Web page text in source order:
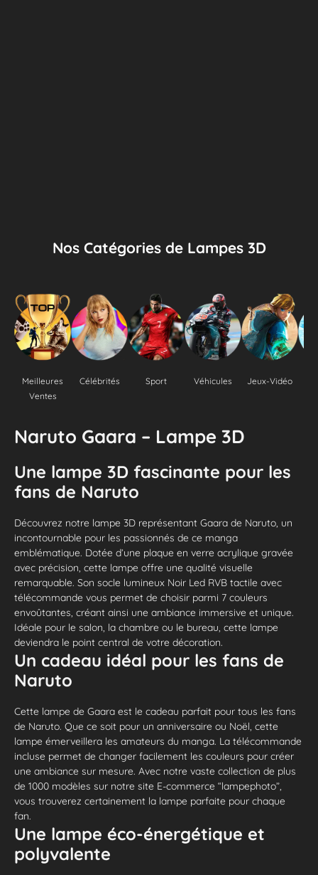
Nos Catégories de Lampes 3D
Meilleures
Ventes
Célébrités Sport Véhicules Jeux-Vidéo
Naruto Gaara – Lampe 3D
Une lampe 3D fascinante pour les
fans de Naruto
Découvrez notre lampe 3D représentant Gaara de Naruto, un
incontournable pour les passionnés de ce manga
emblématique. Dotée d’une plaque en verre acrylique gravée
avec précision, cette lampe offre une qualité visuelle
remarquable. Son socle lumineux Noir Led RVB tactile avec
télécommande vous permet de choisir parmi 7 couleurs
envoûtantes, créant ainsi une ambiance immersive et unique.
Idéale pour le salon, la chambre ou le bureau, cette lampe
deviendra le point central de votre décoration.
Un cadeau idéal pour les fans de
Naruto
Cette lampe de Gaara est le cadeau parfait pour tous les fans
de Naruto. Que ce soit pour un anniversaire ou Noël, cette
lampe émerveillera les amateurs du manga. La télécommande
incluse permet de changer facilement les couleurs pour créer
une ambiance sur mesure. Avec notre vaste collection de plus
de 1000 modèles sur notre site E-commerce “lampephoto”,
vous trouverez certainement la lampe parfaite pour chaque
fan.
Une lampe éco-énergétique et
polyvalente